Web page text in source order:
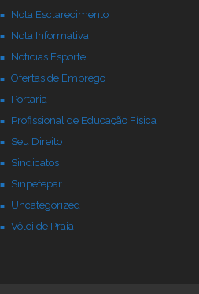
Nota Esclarecimento
Nota Informativa
Noticias Esporte
Ofertas de Emprego
Portaria
Profissional de Educação Física
Seu Direito
Sindicatos
Sinpefepar
Uncategorized
Vôlei de Praia